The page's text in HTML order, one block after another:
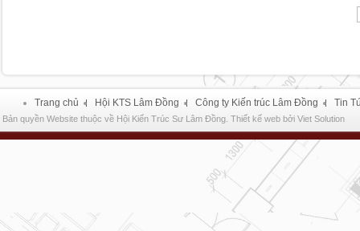
Trang chủ Hội KTS Lâm Đồng Công ty Kiến trúc Lâm Đồng Tin
Bản quyền Website thuộc về Hội Kiến Trúc Sư Lâm Đồng. Thiết kế webbởi Viet Solution